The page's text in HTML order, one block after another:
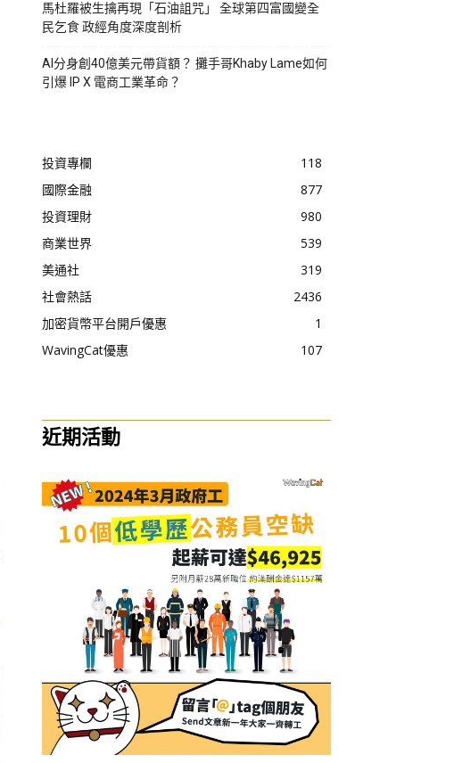
馬杜羅被生擒再現「石油詛咒」 全球第四富國變全
民乞食 政經角度深度剖析
AI分身創40億美元帶貨額？ 攤手哥Khaby Lame如何
引爆 IP X 電商工業革命？
投資專欄
118
國際金融
877
投資理財
980
商業世界
539
美通社
319
社會熱話
2436
加密貨幣平台開戶優惠
1
WavingCat優惠
107
近期活動